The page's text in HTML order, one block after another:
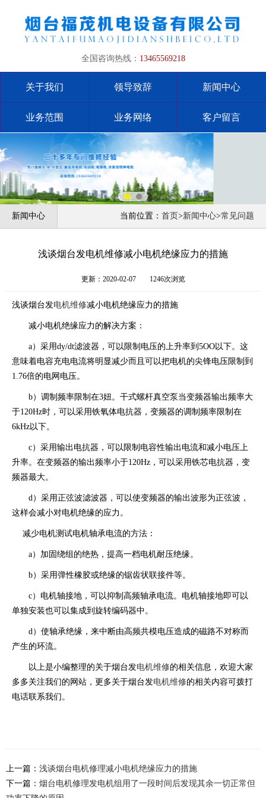
全国咨询热线： 13465569218
关于我们 领导致辞 新闻中心
业务范围 业务网络 客户留言
新闻中心 当前位置： 首页>新闻中心>常见问题
浅谈烟台发电机维修减小电机绝缘应力的措施
更新：2020-02-07 1246次浏览
浅谈烟台发电机维修减小电机绝缘应力的措施
减小电机绝缘应力的解决方案：
a）采用dy/dt滤波器，可以限制电压的上升率到5OO以下。这
意味着电容充电电流将明显减少而且可以把电机的尖锋电压限制到
1.76倍的电网电压。
b）调制频率限制在3妞。干式螺杆真空泵当变频器输出频率大
于120Hz时，可以采用铁氧体电抗器，变频器的调制频率限制在
6kHz以下。
c）采用输出电抗器，可以限制电容性输出电流和减小电压上
升率。在变频器的输出频率小于120Hz，可以采用铁芯电抗器，变
频器最大。
d）采用正弦波滤波器，可以使变频器的输出波形为正弦波，
这样会减小对电机绝缘的应力。
减少电机测试电机轴承电流的方法：
a）加固绕组的绝热，提高一档电机耐压绝缘。
b）采用弹性橡胶或绝缘的锯齿状联接件等。
c）电机轴接地，可以抑制高频轴承电流。电机轴接地即可以
单独安装也可以集成到旋转编码器中。
d）使轴承绝缘，来中断由高频共模电压造成的磁路不对称而
产生的环流。
以上是小编整理的关于烟台发电机维修的相关信息，欢迎大家
多多关注我们的网站，更多关于烟台发电机维修的相关内容可拨打
电话联系我们。
上一篇： 浅谈烟台电机修理减小电机绝缘应力的措施
下一篇： 烟台电机修理发电机组用了一段时间后发现其余一切正常但